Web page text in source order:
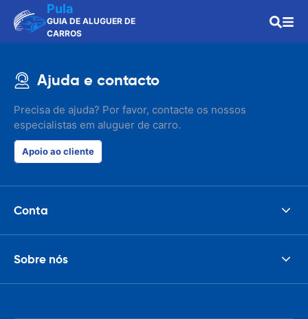
Pula
GUIA DE ALUGUER DE
CARROS
Ajuda e contacto
Precisa de ajuda? Por favor, contacte os nossos
especialistas em aluguer de carro.
Apoio ao cliente
Conta
Sobre nós